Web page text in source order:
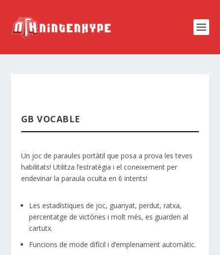
GB VOCABLE
Un joc de paraules portàtil que posa a prova les teves
habilitats! Utilitza l’estratègia i el coneixement per
endevinar la paraula oculta en 6 intents!
Les estadístiques de joc, guanyat, perdut, ratxa,
percentatge de victòries i molt més, es guarden al
cartutx.
Funcions de mode difícil i d’emplenament automàtic.